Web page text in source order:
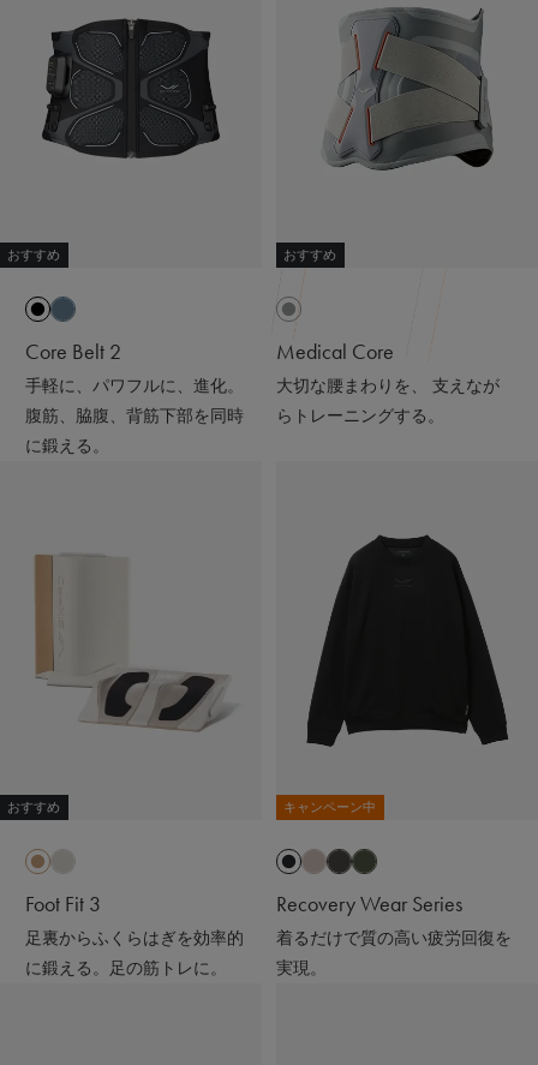
って😉
※天然鉱石を原料とした高純度セラミック（非金属）を練
り込んだ特殊繊維「Mediculation®️（メディキュレーショ
ン）」のこと
他にも、筋肉のハリ・コリの緩和、筋肉の疲れを軽減して
着心地も抜群なんだよー😍
ストレッチがきいていて吸水速乾性もあって
接触冷感で肌触りも良いの🫶🏻💭
ギフトにもおすすめだよ🎁💝
#PR #SIXPAD #シックスパッド #リカバリーウェア #着る
おすすめ
Core Belt 2
手軽に、パワフルに、進化。
腹筋、脇腹、背筋下部を同時
に鍛える。
おすすめ
Medical Core
大切な腰まわりを、 支えなが
らトレーニングする。
おすすめ
Foot Fit 3
足裏からふくらはぎを効率的
に鍛える。足の筋トレに。
キャンペーン中
Recovery Wear Series
着るだけで質の高い疲労回復を
実現。